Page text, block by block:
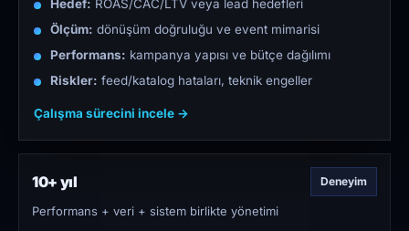
Hedef: ROAS/CAC/LTV veya lead hedefleri
Ölçüm: dönüşüm doğruluğu ve event mimarisi
Performans: kampanya yapısı ve bütçe dağılımı
Riskler: feed/katalog hataları, teknik engeller
Çalışma sürecini incele →
10+ yıl Deneyim
Performans + veri + sistem birlikte yönetimi